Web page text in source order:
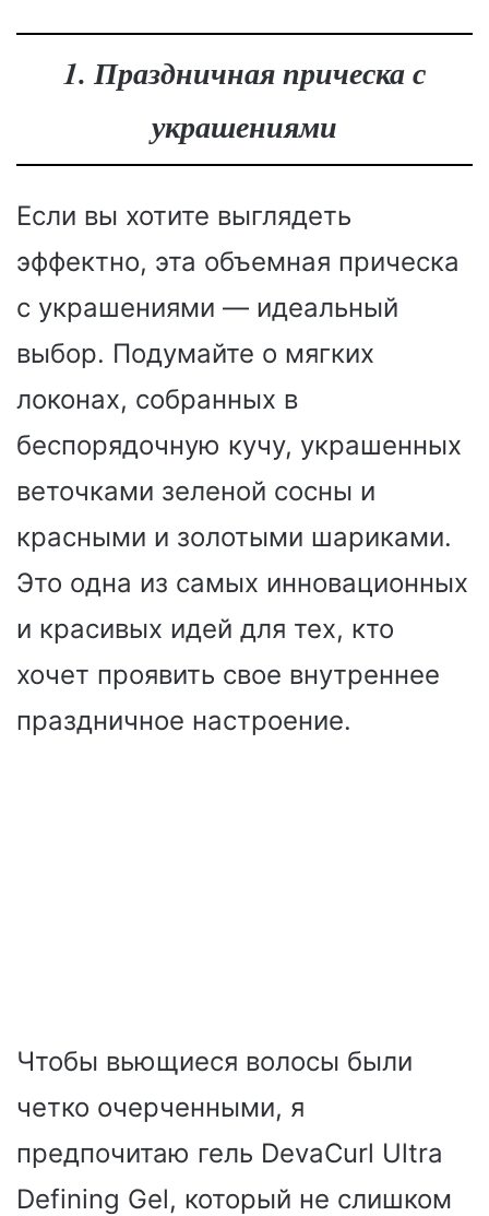
1. Праздничная прическа с
украшениями
Если вы хотите выглядеть
эффектно, эта объемная прическа
с украшениями — идеальный
выбор. Подумайте о мягких
локонах, собранных в
беспорядочную кучу, украшенных
веточками зеленой сосны и
красными и золотыми шариками.
Это одна из самых инновационных
и красивых идей для тех, кто
хочет проявить свое внутреннее
праздничное настроение.
Чтобы вьющиеся волосы были
четко очерченными, я
предпочитаю гель DevaCurl Ultra
Defining Gel, который не слишком